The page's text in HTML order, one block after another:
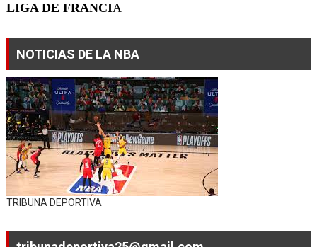
LIGA DE FRANCIA
NOTICIAS DE LA NBA
TRIBUNA DEPORTIVA